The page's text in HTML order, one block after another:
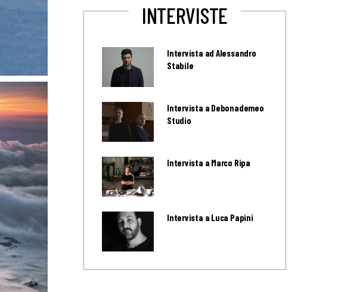
INTERVISTE
Intervista ad Alessandro
Stabile
Intervista a Debonademeo
Studio
Intervista a Marco Ripa
Intervista a Luca Papini